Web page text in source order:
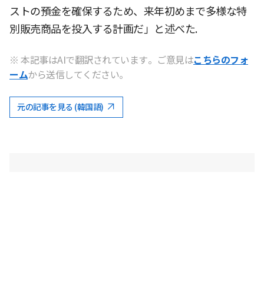
ストの預金を確保するため、来年初めまで多様な特
別販売商品を投入する計画だ」と述べた.
※ 本記事はAIで翻訳されています。ご意見はこちらのフォ
ームから送信してください。
元の記事を見る (韓国語)